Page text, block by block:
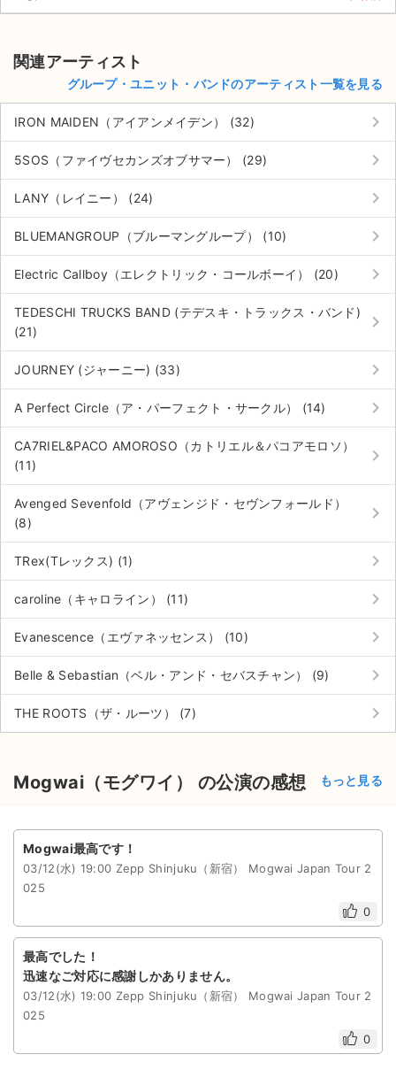
関連アーティスト
グループ・ユニット・バンドのアーティスト一覧を見る
IRON MAIDEN（アイアンメイデン） (32) keyboard_arrow_right
5SOS（ファイヴセカンズオブサマー） (29) keyboard_arrow_right
LANY（レイニー） (24) keyboard_arrow_right
BLUEMANGROUP（ブルーマングループ） (10) keyboard_arrow_right
Electric Callboy（エレクトリック・コールボーイ） (20) keyboard_arrow_right
TEDESCHI TRUCKS BAND (テデスキ・トラックス・バンド)
(21)
keyboard_arrow_right
JOURNEY (ジャーニー) (33) keyboard_arrow_right
A Perfect Circle（ア・パーフェクト・サークル） (14) keyboard_arrow_right
CA7RIEL&PACO AMOROSO（カトリエル＆パコアモロソ）
(11)
keyboard_arrow_right
Avenged Sevenfold（アヴェンジド・セヴンフォールド）
(8)
keyboard_arrow_right
TRex(Tレックス) (1) keyboard_arrow_right
caroline（キャロライン） (11) keyboard_arrow_right
Evanescence（エヴァネッセンス） (10) keyboard_arrow_right
Belle & Sebastian（ベル・アンド・セバスチャン） (9) keyboard_arrow_right
THE ROOTS（ザ・ルーツ） (7) keyboard_arrow_right
Mogwai（モグワイ） の公演の感想 もっと見る
Mogwai最高です！
03/12(水) 19:00 Zepp Shinjuku（新宿） Mogwai Japan Tour 2
025
0
最高でした！
迅速なご対応に感謝しかありません。
03/12(水) 19:00 Zepp Shinjuku（新宿） Mogwai Japan Tour 2
025
0